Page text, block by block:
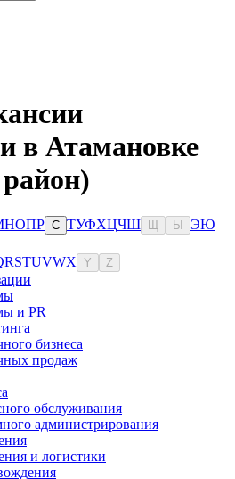
в Атамановке
НОПР С ТУФХЦЧШ Ы ЭЮ
RSTUVWX Y Z
и PR
бизнеса
продаж
обслуживания
администрирования
и логистики